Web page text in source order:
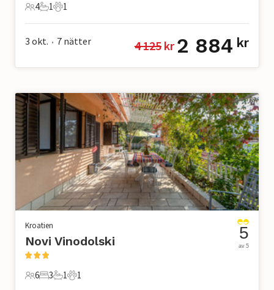
4 Gäster
4
1 Badrum
1
1 Husdjur
1
3 okt. • 7 nätter 4 125 kr 2 884 kr
Kroatien
Novi Vinodolski
6 Gäster
6
3 Sovrum
3
1 Badrum
1
1 Husdjur
1
5
av 5